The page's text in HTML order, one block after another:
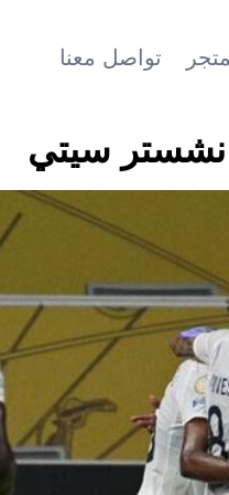
تواصل معنا
سيتي